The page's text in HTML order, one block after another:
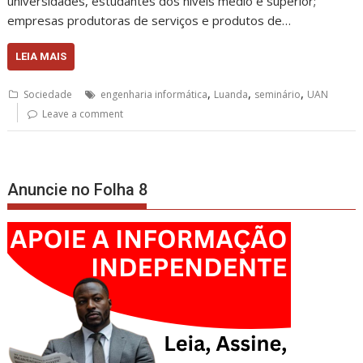
empresas produtoras de serviços e produtos de…
LEIA MAIS
Sociedade engenharia informática, Luanda, seminário, UAN
Leave a comment
Anuncie no Folha 8